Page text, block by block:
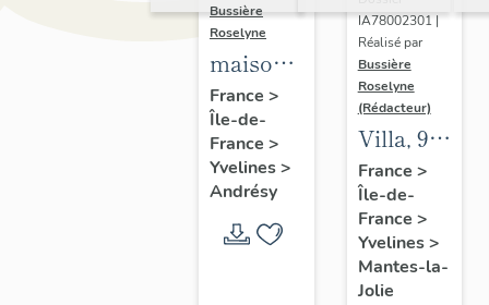
Bussière
Roselyne
maison
de
campagne,
1 rue du
Général-
Leclerc
France >
Île-de-
France >
Yvelines>
Andrésy
IA78002301 |
Réalisé par
Bussière
Roselyne
(Rédacteur)
Villa, 9
rue
L'Evesque
France >
Île-de-
France >
Yvelines>
Mantes-la-
Jolie